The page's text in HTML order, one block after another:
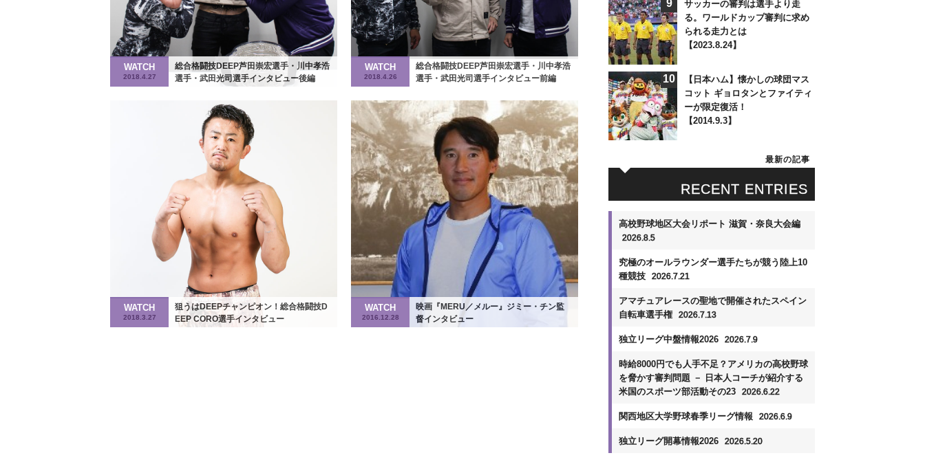
WATCH
2018.4.27
総合格闘技DEEP芦田崇宏選手・川中孝浩
選手・武田光司選手インタビュー後編
WATCH
2018.4.26
総合格闘技DEEP芦田崇宏選手・川中孝浩
選手・武田光司選手インタビュー前編
WATCH
2018.3.27
狙うはDEEPチャンピオン！総合格闘技D
EEP CORO選手インタビュー
WATCH
2016.12.28
映画『MERU／メルー』ジミー・チン監
督インタビュー
9
サッカーの審判は選手より走
る。ワールドカップ審判に求め
られる走力とは
【2023.8.24】
10
【日本ハム】懐かしの球団マス
コット ギョロタンとファイティ
ーが限定復活！
【2014.9.3】
RECENT ENTRIES
最新の記事
高校野球地区大会リポート 滋賀・奈良大会編
2026.8.5
究極のオールラウンダー選手たちが競う陸上10
種競技
2026.7.21
アマチュアレースの聖地で開催されたスペイン
自転車選手権 2026.7.13
独立リーグ中盤情報2026 2026.7.9
時給8000円でも人手不足？アメリカの高校野球
を脅かす審判問題 － 日本人コーチが紹介する
米国のスポーツ部活動その23
2026.6.22
関西地区大学野球春季リーグ情報 2026.6.9
独立リーグ開幕情報2026 2026.5.20